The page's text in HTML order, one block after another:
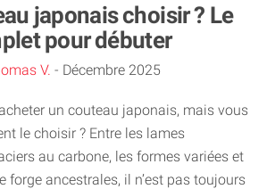
japonais choisir ? Le
pour débuter
V. - Décembre 2025
un couteau japonais, mais vous
le choisir ? Entre les lames
au carbone, les formes variées et
forge ancestrales, il n’est pas toujours